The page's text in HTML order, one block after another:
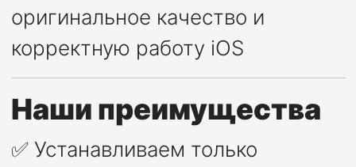
оригинальное качество и
корректную работу iOS
Наши преимущества
✅ Устанавливаем только